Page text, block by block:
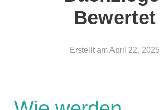
Bewertet
Erstellt am April 22, 2025